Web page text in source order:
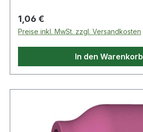
Regulärer Preis:
1,06 €
Preise inkl. MwSt. zzgl. Versandkosten
In den Warenkorb